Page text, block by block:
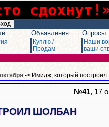
Объявления
Куплю /
Продам
Опросы
Наши
ваши
-> Имидж, который
№41, 17
ШОЛБАН